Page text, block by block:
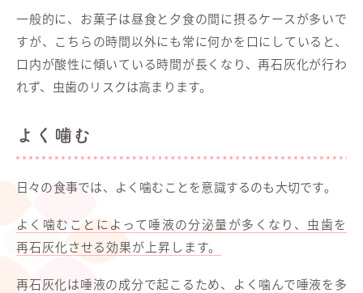
一般的に、お菓子は昼食と夕食の間に摂るケースが多いで
すが、こちらの時間以外にも常に何かを口にしていると、
口内が酸性に傾いている時間が長くなり、再石灰化が行わ
れず、虫歯のリスクは高まります。
よく噛む
日々の食事では、よく噛むことを意識するのも大切です。
よく噛むことによって唾液の分泌量が多くなり、虫歯を
再石灰化させる効果が上昇します。
再石灰化は唾液の成分で起こるため、よく噛んで唾液を多